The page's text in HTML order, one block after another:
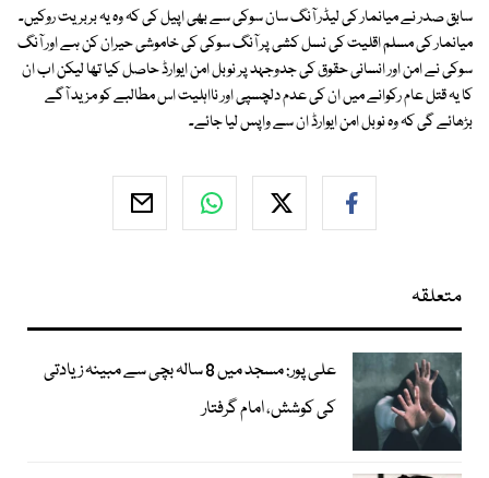
سابق صدر نے میانمار کی لیڈر آنگ سان سوکی سے بھی اپیل کی کہ وہ یہ بربریت روکیں۔
میانمار کی مسلم اقلیت کی نسل کشی پر آنگ سوکی کی خاموشی حیران کن ہے اور آنگ
سوکی نے امن اور انسانی حقوق کی جدوجہد پر نوبل امن ایوارڈ حاصل کیا تھا لیکن اب ان
کا یہ قتل عام رکوانے میں ان کی عدم دلچسپی اور نااہلیت اس مطالبے کو مزید آگے
بڑھائے گی کہ وہ نوبل امن ایوارڈ ان سے واپس لیا جائے۔
متعلقہ
علی پور: مسجد میں 8 سالہ بچی سے مبینہ زیادتی
کی کوشش، امام گرفتار